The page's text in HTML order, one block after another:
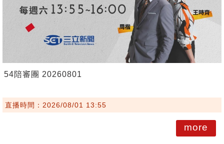
54陪審團 20260801
直播時間：2026/08/01 13:55
more